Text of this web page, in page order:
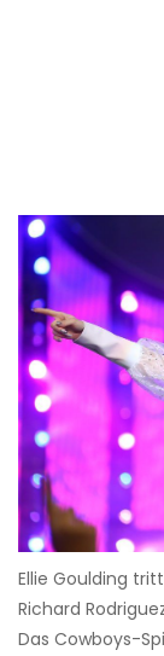
Ellie Goulding
Richard
Das Cowboys-